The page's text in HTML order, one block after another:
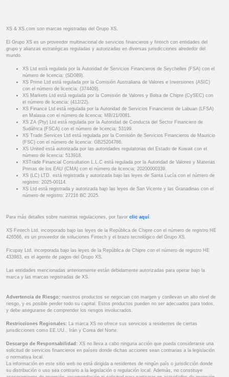
XS & XS.com son marcas registradas del Grupo XS.
El Grupo XS es un proveedor multinacional de servicios financieros y fintech con entidades del
grupo y alianzas estratégicas reguladas y autorizadas en diversas jurisdicciones alrededor del
mundo.
XS Ltd está regulada por la Autoridad de Servicios Financieros de Seychelles (FSA) con el
número de licencia: (SD089).
XS Prime Ltd está regulada por la Comisión Australiana de Valores e Inversiones (ASIC)
con el número de licencia: (374409).
XS Markets Ltd está regulada por la Comisión de Valores y Bolsa de Chipre (CySEC) con
el número de licencia: (412/22).
XS Finance Ltd está regulada por la Autoridad de Servicios Financieros de Labuan (LFSA)
en Malasia con el número de licencia: MB/21/0081.
XS ZA (Pty) Ltd está regulada por la Autoridad de Conducta del Sector Financiero de
Sudáfrica (FSCA) con el número de licencia: 53199.
XS Trade Services Ltd está regulada por la Comisión de Servicios Financieros de Mauricio
(FSC) con el número de licencia: GB25204786.
XS United está autorizada por las autoridades regulatorias del Estado de Kuwait con el
número de licencia: 513918.
XSTrade Financial Consultation L.L.C está regulada por la Autoridad de Valores y Materias
Primas de los EAU (CMA) con el número de licencia: 20200000339.
XS (LC) LTD. está registrada y autorizada bajo las leyes de Santa Lucía con el número de
registro: 2025-00114.
XS Ltd está registrada y autorizada bajo las leyes de San Vicente y las Granadinas con el
número de registro: 27216 BC 2025.
Para más detalles sobre nuestras regulaciones, por favor clic aquí .
XS Fintech Ltd, incorporado bajo las leyes de la República de Chipre con el número de registro HE
426566, es un proveedor de soluciones Fintech y el brazo tecnológico del Grupo XS.
Ficupay Ltd, incorporada bajo las leyes de la República de Chipre con el número de registro HE
433983, es el agente de pagos del Grupo XS.
Las entidades mencionadas anteriormente están debidamente autorizadas para operar bajo la
marca y las marcas registradas de XS.
Advertencia de Riesgo: nuestros productos se negocian con margen y conllevan un alto nivel de
riesgo, y es posible perder todo su capital. Estos productos pueden no ser adecuados para todos,
y debe asegurarse de comprender los riesgos involucrados.
Restricciones Regionales: La marca XS no ofrece sus servicios a residentes de ciertas
jurisdicciones como EE.UU., Irán y Corea del Norte.
Descargo de Responsabilidad: XS no lleva a cabo ninguna acción que pueda considerarse una
solicitud de servicios financieros en países donde dichas acciones sean contrarias a la legislación
o normativa local.
La información en este sitio web no está dirigida a residentes de ningún país o jurisdicción donde
su distribución o uso sea contrario a la legislación o regulación local. Además, no constituye